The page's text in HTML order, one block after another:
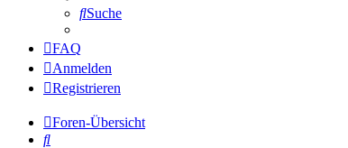
Suche
FAQ
Anmelden
Registrieren
Foren-Übersicht
Suche